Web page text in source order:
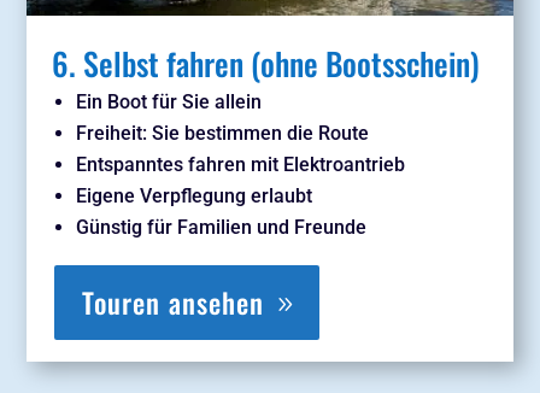
6. Selbst fahren (ohne Bootsschein)
Ein Boot für Sie allein
Freiheit: Sie bestimmen die Route
Entspanntes fahren mit Elektroantrieb
Eigene Verpflegung erlaubt
Günstig für Familien und Freunde
Touren ansehen